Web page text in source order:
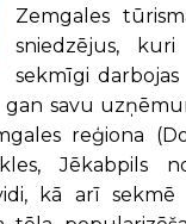
Zemgales
sniedzējus,
sekmīgi
savu
reģiona
Jēkabpils
kā arī